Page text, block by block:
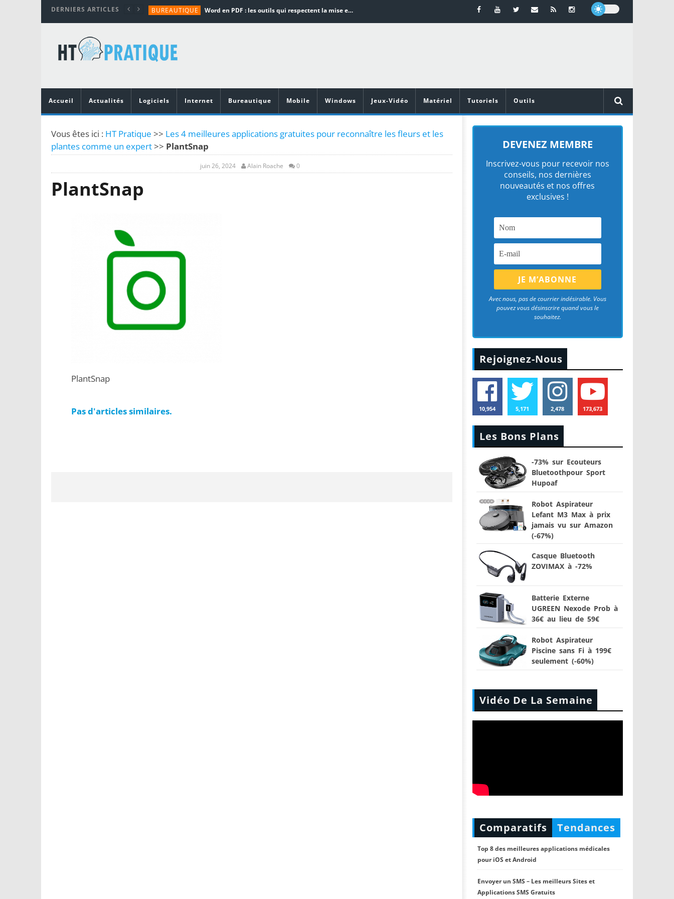
DERNIERS ARTICLES BUREAUTIQUE Word en PDF : les outils qui respectent la mise en page
TUTORIALS
MATÉRIEL
Vidéoprojecteurs Asus : Top 6 des meilleurs modèles de la marque
Accueil
Actualités Logiciels Internet Bureautique Mobile Windows Jeux-Vidéo Matériel Tutoriels Outils
Vous êtes ici : HT Pratique >> Les 4 meilleures applications gratuites pour reconnaître les fleurs et les
plantes comme un expert>> PlantSnap
juin 26, 2024 Alain Roache 0
PlantSnap
PlantSnap
Pas d'articles similaires.
DEVENEZ MEMBRE
Inscrivez-vous pour recevoir nos
conseils, nos dernières
nouveautés et nos offres
exclusives !
Avec nous, pas de courrier indésirable. Vous
pouvez vous désinscrire quand vous le
souhaitez.
Rejoignez-Nous
10,954 5,171 2,478 173,673
Les Bons Plans
-73% sur Ecouteurs
Bluetoothpour Sport
Hupoaf
Robot Aspirateur
Lefant M3 Max à prix
jamais vu sur Amazon
(-67%)
Casque Bluetooth
ZOVIMAX à -72%
Batterie Externe
UGREEN Nexode Prob à
36€ au lieu de 59€
Robot Aspirateur
Piscine sans Fi à 199€
seulement (-60%)
Vidéo De La Semaine
Comparatifs Tendances
Top 8 des meilleures applications médicales
pour iOS et Android
Envoyer un SMS – Les meilleurs Sites et
Applications SMS Gratuits